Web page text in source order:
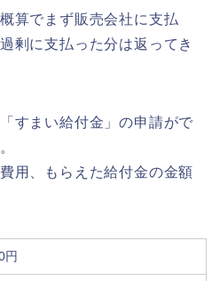
算でまず販売会社に支払
剰に支払った分は返ってき
すまい給付金」の申請がで
用、もらえた給付金の金額
円